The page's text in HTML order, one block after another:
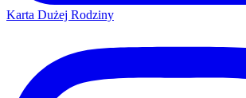
Karta Dużej Rodziny